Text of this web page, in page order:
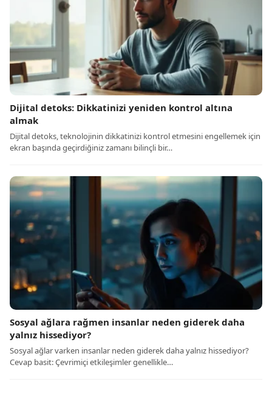
Dijital detoks: Dikkatinizi yeniden kontrol altına
almak
Dijital detoks, teknolojinin dikkatinizi kontrol etmesini engellemek için
ekran başında geçirdiğiniz zamanı bilinçli bir…
Sosyal ağlara rağmen insanlar neden giderek daha
yalnız hissediyor?
Sosyal ağlar varken insanlar neden giderek daha yalnız hissediyor?
Cevap basit: Çevrimiçi etkileşimler genellikle…